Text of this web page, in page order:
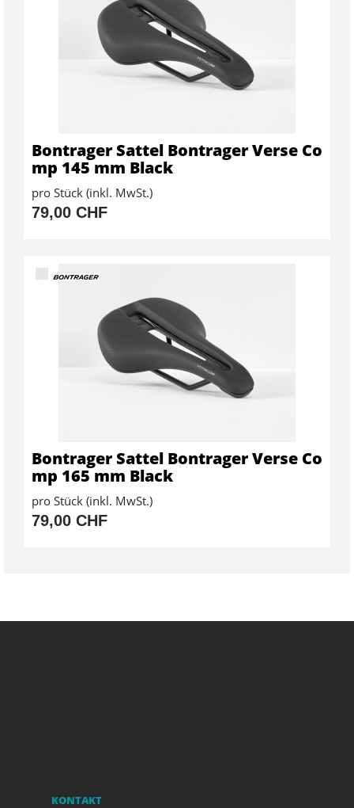
Bontrager Sattel Bontrager Verse Co
mp 145 mm Black
pro Stück (inkl. MwSt.)
79,00 CHF
Bontrager Sattel Bontrager Verse Co
mp 165 mm Black
pro Stück (inkl. MwSt.)
79,00 CHF
KONTAKT